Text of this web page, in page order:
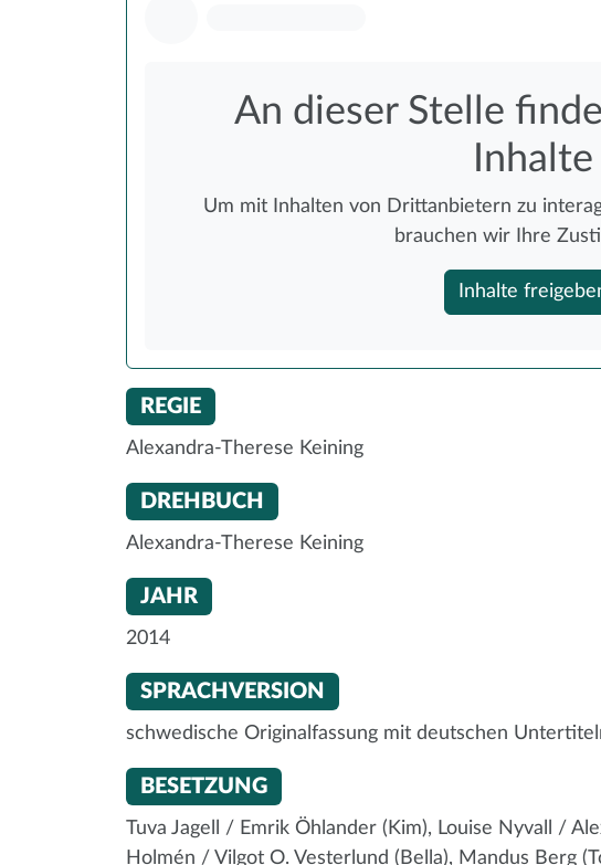
An dieser Stelle
Inhalte
Um mit Inhalten von Drittanbietern zu
brauchen wir Ihre
Inhalte
REGIE
Alexandra-Therese Keining
DREHBUCH
Alexandra-Therese Keining
JAHR
2014
SPRACHVERSION
schwedische Originalfassung mit deutschen
BESETZUNG
Tuva Jagell / Emrik Öhlander (Kim), Louise Nyvall /
Holmén / Vilgot O. Vesterlund (Bella), Mandus Berg